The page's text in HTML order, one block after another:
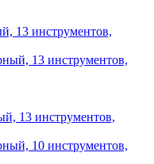
13 инструментов,
13 инструментов,